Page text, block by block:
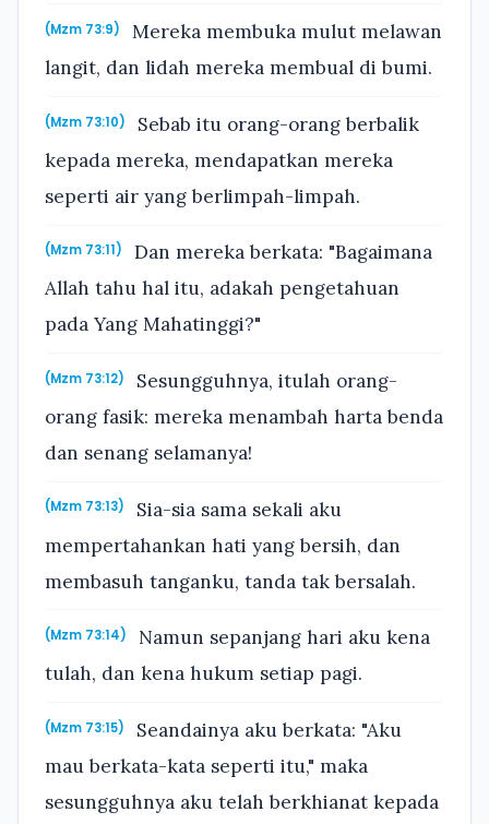
(Mzm 73:9)
Mereka membuka mulut melawan
langit, dan lidah mereka membual di bumi.
(Mzm 73:10)
Sebab itu orang-orang berbalik
kepada mereka, mendapatkan mereka
seperti air yang berlimpah-limpah.
(Mzm 73:11)
Dan mereka berkata: "Bagaimana
Allah tahu hal itu, adakah pengetahuan
pada Yang Mahatinggi?"
(Mzm 73:12)
Sesungguhnya, itulah orang-
orang fasik: mereka menambah harta benda
dan senang selamanya!
(Mzm 73:13)
Sia-sia sama sekali aku
mempertahankan hati yang bersih, dan
membasuh tanganku, tanda tak bersalah.
(Mzm 73:14)
Namun sepanjang hari aku kena
tulah, dan kena hukum setiap pagi.
(Mzm 73:15)
Seandainya aku berkata: "Aku
mau berkata-kata seperti itu," maka
sesungguhnya aku telah berkhianat kepada